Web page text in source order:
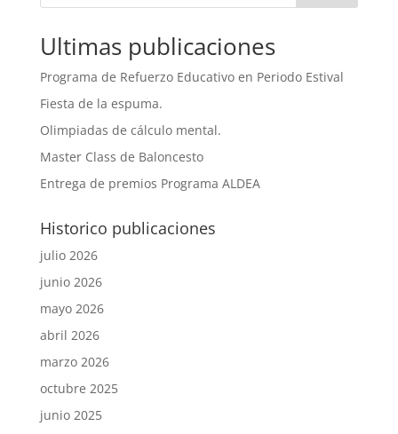
Ultimas publicaciones
Programa de Refuerzo Educativo en Periodo Estival
Fiesta de la espuma.
Olimpiadas de cálculo mental.
Master Class de Baloncesto
Entrega de premios Programa ALDEA
Historico publicaciones
julio 2026
junio 2026
mayo 2026
abril 2026
marzo 2026
octubre 2025
junio 2025